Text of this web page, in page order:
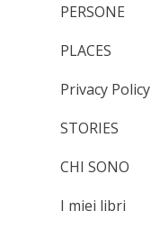
PERSONE
PLACES
Privacy Policy
STORIES
CHI SONO
I miei libri